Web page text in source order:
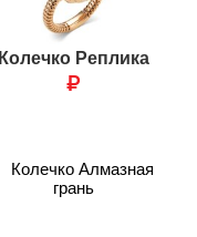
Колечко Реплика
₽